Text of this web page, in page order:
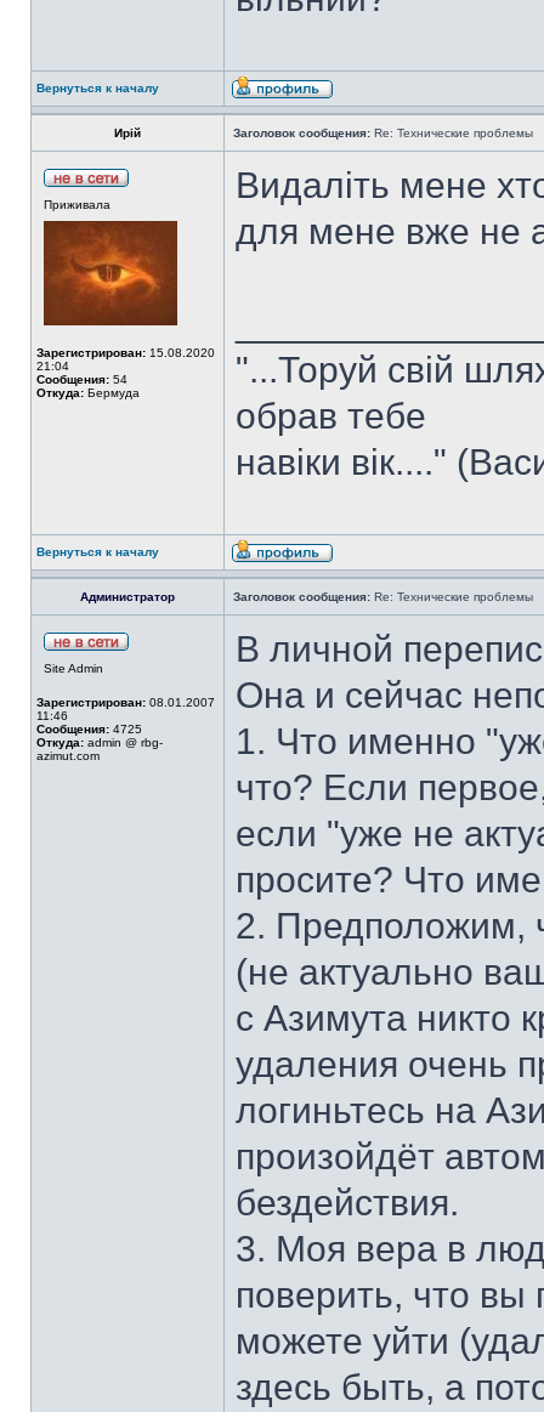
Вернуться к началу
Ирій Заголовок сообщения: Re: Технические проблемы
Приживала
Зарегистрирован: 15.08.2020
21:04
Сообщения: 54
Откуда: Бермуда
Видаліть мене
для мене вже не
"...Торуй свій
обрав тебе
навіки вік...."
Вернуться к началу
Администратор Заголовок сообщения: Re: Технические проблемы
Site Admin
Зарегистрирован: 08.01.2007
11:46
Сообщения: 4725
Откуда: admin @ rbg-
azimut.com
В личной
Она и сейчас
1. Что именно
что? Если
если "уже не
просите? Что
2. Предположим,
(не актуально
с Азимута никто
удаления очень
логиньтесь на
произойдёт
бездействия.
3. Моя вера в
поверить, что вы
можете уйти
здесь быть, а